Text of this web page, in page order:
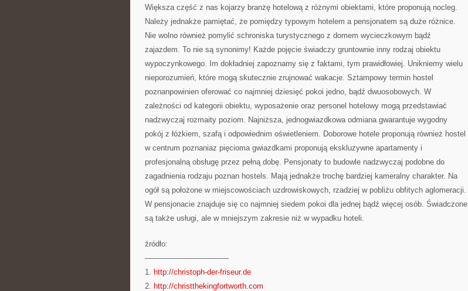
TURYSTYCZNEJ
GWARANTUJE
Większa część z nas kojarzy branżę hotelową z różnymi obiektami, które proponują nocleg.
Należy jednakże pamiętać, że pomiędzy typowym hotelem a pensjonatem są duże różnice.
Nie wolno również pomylić schroniska turystycznego z domem wycieczkowym bądź
zajazdem. To nie są synonimy! Każde pojęcie świadczy gruntownie inny rodzaj obiektu
wypoczynkowego. Im dokładniej zapoznamy się z faktami, tym prawidłowiej. Unikniemy wielu
nieporozumień, które mogą skutecznie zrujnować wakacje. Sztampowy termin hostel
poznanpowinien oferować co najmniej dziesięć pokoi jedno, bądź dwuosobowych. W
zależności od kategorii obiektu, wyposażenie oraz personel hotelowy mogą przedstawiać
nadzwyczaj rozmaity poziom. Najniższa, jednogwiazdkowa odmiana gwarantuje wygodny
pokój z łóżkiem, szafą i odpowiednim oświetleniem. Doborowe hotele proponują również hostel
w centrum poznaniaz pięcioma gwiazdkami proponują ekskluzywne apartamenty i
profesjonalną obsługę przez pełną dobę. Pensjonaty to budowle nadzwyczaj podobne do
zagadnienia rodzaju poznan hostels. Mają jednakże trochę bardziej kameralny charakter. Na
ogół są położone w miejscowościach uzdrowiskowych, rzadziej w pobliżu obfitych aglomeracji.
W pensjonacie znajduje się co najmniej siedem pokoi dla jednej bądź więcej osób. Świadczone
są także usługi, ale w mniejszym zakresie niż w wypadku hoteli.
źródło:
———————————
1. http://christoph-der-friseur.de
2. http://christthekingfortworth.com